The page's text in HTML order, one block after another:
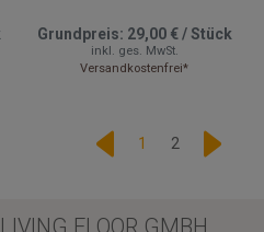
Grundpreis: 29,00 €/Stück
inkl. ges. MwSt.
Versandkostenfrei*
1 2
FLOOR GMBH